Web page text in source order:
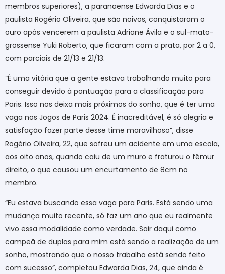
membros superiores), a paranaense Edwarda Dias e o
paulista Rogério Oliveira, que são noivos, conquistaram o
ouro após vencerem a paulista Adriane Ávila e o sul-mato-
grossense Yuki Roberto, que ficaram com a prata, por 2 a 0,
com parciais de 21/13 e 21/13.
“É uma vitória que a gente estava trabalhando muito para
conseguir devido à pontuação para a classificação para
Paris. Isso nos deixa mais próximos do sonho, que é ter uma
vaga nos Jogos de Paris 2024. É inacreditável, é só alegria e
satisfação fazer parte desse time maravilhoso”, disse
Rogério Oliveira, 22, que sofreu um acidente em uma escola,
aos oito anos, quando caiu de um muro e fraturou o fêmur
direito, o que causou um encurtamento de 8cm no
membro.
“Eu estava buscando essa vaga para Paris. Está sendo uma
mudança muito recente, só faz um ano que eu realmente
vivo essa modalidade como verdade. Sair daqui como
campeã de duplas para mim está sendo a realização de um
sonho, mostrando que o nosso trabalho está sendo feito
com sucesso”, completou Edwarda Dias, 24, que ainda é